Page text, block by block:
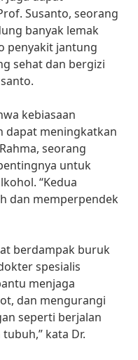
Susanto, seorang
banyak lemak
penyakit jantung
sehat dan bergizi
kebiasaan
dapat meningkatkan
seorang
untuk
“Kedua
dan memperpendek
berdampak buruk
spesialis
menjaga
dan mengurangi
seperti berjalan
kata Dr.